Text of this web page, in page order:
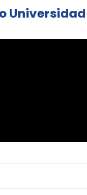
Universidad